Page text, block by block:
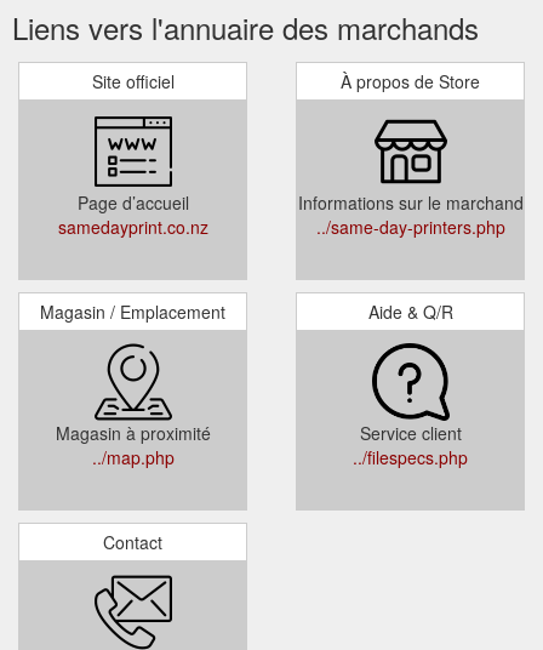
Liens vers l'annuaire des marchands
Site officiel
Page d’accueil
samedayprint.co.nz
À propos de Store
Informations sur le marchand
../same-day-printers.php
Magasin / Emplacement
Magasin à proximité
../map.php
Aide & Q/R
Service client
../filespecs.php
Contact